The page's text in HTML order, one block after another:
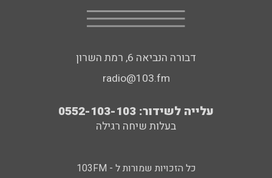
דבורה הנביאה 6, רמת השרון
radio@103.fm
עלייה לשידור: 0552-103-103
בעלות שיחה רגילה
כל הזכויות שמורות ל - 103FM